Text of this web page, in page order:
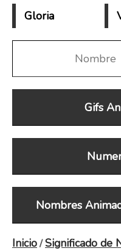
Gloria
Gifs
Nombres
Inicio/Significado de